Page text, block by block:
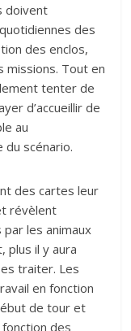
doivent
des
des enclos,
missions. Tout en
tenter de
d’accueillir de
au
scénario.
des cartes leur
révèlent
les animaux
plus il y aura
traiter. Les
en fonction
de tour et
des